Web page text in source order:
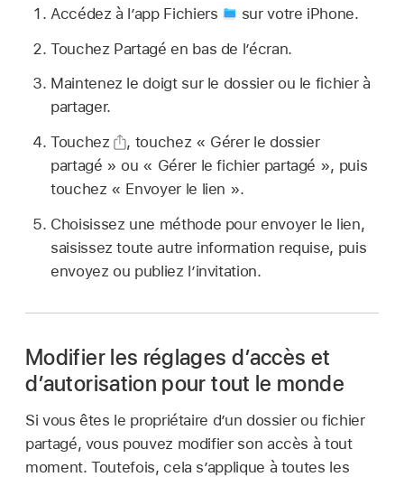
Accédez à l’app Fichiers
sur votre iPhone.
Touchez Partagé en bas de l’écran.
Maintenez le doigt sur le dossier ou le fichier à
partager.
Touchez
, touchez « Gérer le dossier
partagé » ou « Gérer le fichier partagé », puis
touchez « Envoyer le lien ».
Choisissez une méthode pour envoyer le lien,
saisissez toute autre information requise, puis
envoyez ou publiez l’invitation.
Modifier les réglages d’accès et
d’autorisation pour tout le monde
Si vous êtes le propriétaire d’un dossier ou fichier
partagé, vous pouvez modifier son accès à tout
moment. Toutefois, cela s’applique à toutes les